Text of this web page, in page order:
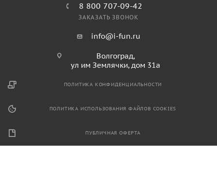
8 800 707-09-42
ЗАКАЗАТЬ ЗВОНОК
info@i-fun.ru
Волгоград,
ул им Землячки, дом 31а
ПОЛИТИКА КОНФИДЕНЦИАЛЬНОСТИ
ПОЛИТИКА ИСПОЛЬЗОВАНИЯ ФАЙЛОВ COOKIES
ПУБЛИЧНАЯ ОФЕРТА